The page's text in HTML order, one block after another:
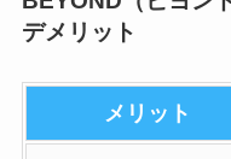
デメリット
メリット